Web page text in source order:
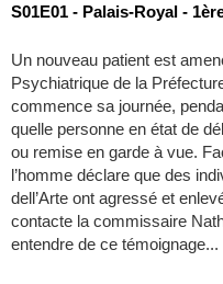
S01E01 - Palais-Royal -
Un nouveau patient est
Psychiatrique de la
commence sa journée,
quelle personne en état de
ou remise en garde à vue.
l’homme déclare que des
dell’Arte ont agressé et
contacte la commissaire
entendre de ce témoignage...